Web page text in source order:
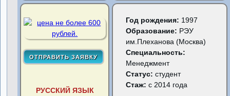
РУССКИЙ ЯЗЫК
Год рождения: 1997
Образование: РЭУ
им.Плеханова (Москва)
Специальность:
Менеджмент
Статус:студент
Стаж: с 2014 года